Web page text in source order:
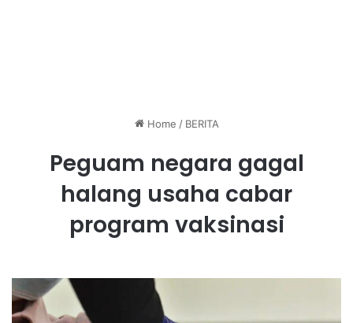
Home / BERITA
Peguam negara gagal
halang usaha cabar
program vaksinasi